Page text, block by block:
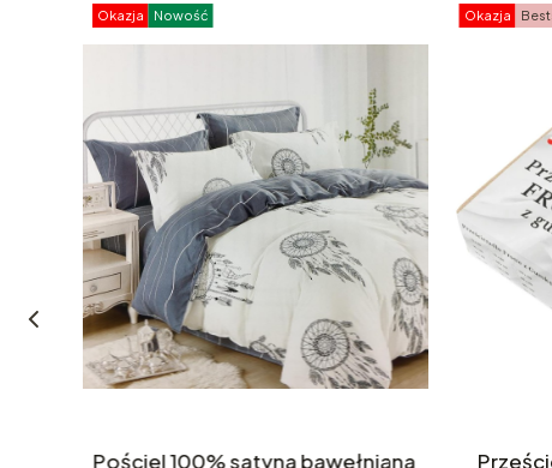
Okazja Nowość
Pościel 100% satyna bawełniana
Okazja